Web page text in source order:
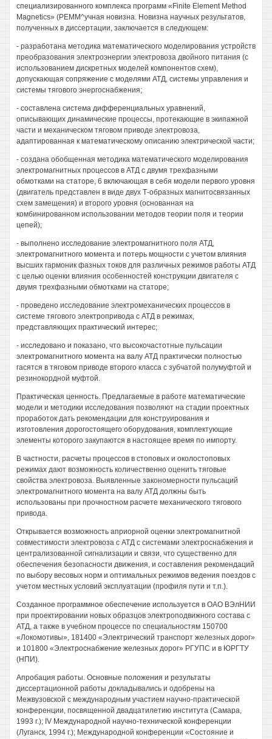
специализированного комплекса программ «Finite Element Method
Magnetics» (РЕММ^учная новизна. Новизна научных результатов,
полученных в диссертации, заключается в следующем:
- разработана методика математического моделирования устройств
преобразования электроэнергии электровоза двойного питания (с
использованием дискретных моделей компонентов схем),
допускающая сопряжение с моделями АТД, системы управления и
системы тягового энергоснабжения;
- составлена система дифференциальных уравнений,
описывающих динамические процессы, протекающие в экипажной
части и механическом тяговом приводе электровоза,
адаптированная к математическому описанию электрической части;
- создана обобщенная методика математического моделирования
электромагнитных процессов в АТД с двумя трехфазными
обмотками на статоре, 6 включающая в себя модели первого уровня
(двигатель представлен в виде двух Т-образных магнитосвязанных
схем замещения) и второго уровня (основанная на
комбинированном использовании методов теории поля и теории
цепей);
- выполнено исследование электромагнитного поля АТД,
электромагнитного момента и потерь мощности с учетом влияния
высших гармоник фазных токов для различных режимов работы АТД
с целью оценки влияния особенностей конструкции двигателя с
двумя трехфазными обмотками на статоре;
- проведено исследование электромеханических процессов в
системе тягового электропривода с АТД в режимах,
представляющих практический интерес;
- исследовано и показано, что высокочастотные пульсации
электромагнитного момента на валу АТД практически полностью
гасятся в тяговом приводе второго класса с зубчатой полумуфтой и
резинокордной муфтой.
Практическая ценность. Предлагаемые в работе математические
модели и методики исследования позволяют на стадии проектных
проработок дать рекомендации для конструирования и
изготовления дорогостоящего оборудования, комплектующие
элементы которого закупаются в настоящее время по импорту.
В частности, расчеты процессов в стоповых и околостоповых
режимах дают возможность количественно оценить тяговые
свойства электровоза. Выявленные закономерности пульсаций
электромагнитного момента на валу АТД должны быть
использованы при прочностном расчете механического тягового
привода.
Открывается возможность априорной оценки электромагнитной
совместимости электровоза с АТД с системами электроснабжения и
централизованной сигнализации и связи, что существенно для
обеспечения безопасности движения, и составления рекомендаций
по выбору весовых норм и оптимальных режимов ведения поездов с
учетом местных условий эксплуатации (профиля пути и т.п.).
Созданное программное обеспечение используется в ОАО ВЭлНИИ
при проектировании новых образцов электроподвижного состава с
АТД, а также в учебном процессе по специальностям 150700
«Локомотивы», 181400 «Электрический транспорт железных дорог»
и 101800 «Электроснабжение железных дорог» РГУПС и в ЮРГТУ
(НПИ).
Апробация работы. Основные положения и результаты
диссертационной работы докладывались и одобрены на
Межвузовской с международным участием научно-практической
конференции, посвященной двадцатилетию института (Самара,
1993 г.); IV Международной научно-технической конференции
(Луганск, 1994 г.); Международной конференции «Состояние и